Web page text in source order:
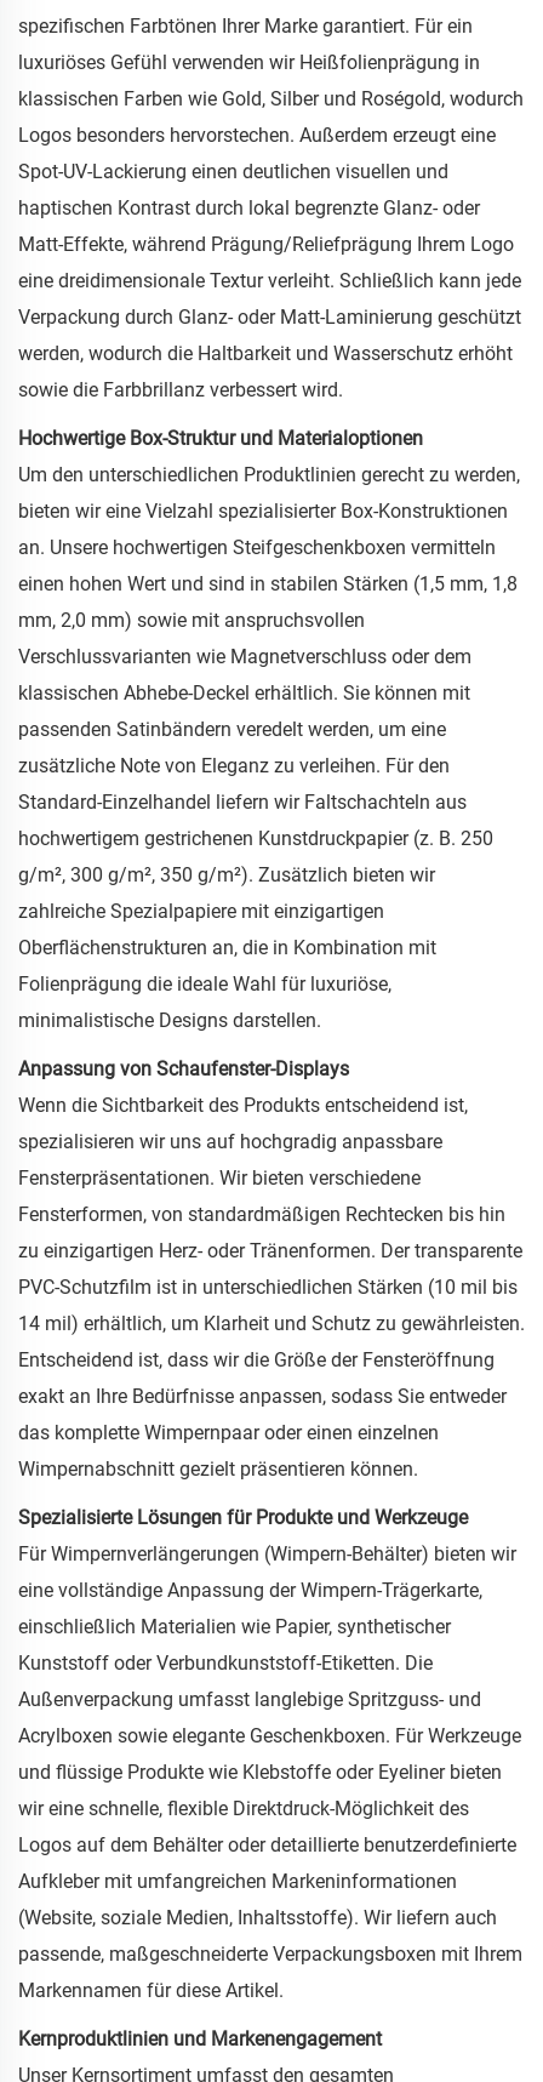
spezifischen Farbtönen Ihrer Marke garantiert. Für ein
luxuriöses Gefühl verwenden wir Heißfolienprägung in
klassischen Farben wie Gold, Silber und Roségold, wodurch
Logos besonders hervorstechen. Außerdem erzeugt eine
Spot-UV-Lackierung einen deutlichen visuellen und
haptischen Kontrast durch lokal begrenzte Glanz- oder
Matt-Effekte, während Prägung/Reliefprägung Ihrem Logo
eine dreidimensionale Textur verleiht. Schließlich kann jede
Verpackung durch Glanz- oder Matt-Laminierung geschützt
werden, wodurch die Haltbarkeit und Wasserschutz erhöht
sowie die Farbbrillanz verbessert wird.
Hochwertige Box-Struktur und Materialoptionen
Um den unterschiedlichen Produktlinien gerecht zu werden,
bieten wir eine Vielzahl spezialisierter Box-Konstruktionen
an. Unsere hochwertigen Steifgeschenkboxen vermitteln
einen hohen Wert und sind in stabilen Stärken (1,5 mm, 1,8
mm, 2,0 mm) sowie mit anspruchsvollen
Verschlussvarianten wie Magnetverschluss oder dem
klassischen Abhebe-Deckel erhältlich. Sie können mit
passenden Satinbändern veredelt werden, um eine
zusätzliche Note von Eleganz zu verleihen. Für den
Standard-Einzelhandel liefern wir Faltschachteln aus
hochwertigem gestrichenen Kunstdruckpapier (z. B. 250
g/m², 300 g/m², 350 g/m²). Zusätzlich bieten wir
zahlreiche Spezialpapiere mit einzigartigen
Oberflächenstrukturen an, die in Kombination mit
Folienprägung die ideale Wahl für luxuriöse,
minimalistische Designs darstellen.
Anpassung von Schaufenster-Displays
Wenn die Sichtbarkeit des Produkts entscheidend ist,
spezialisieren wir uns auf hochgradig anpassbare
Fensterpräsentationen. Wir bieten verschiedene
Fensterformen, von standardmäßigen Rechtecken bis hin
zu einzigartigen Herz- oder Tränenformen. Der transparente
PVC-Schutzfilm ist in unterschiedlichen Stärken (10 mil bis
14 mil) erhältlich, um Klarheit und Schutz zu gewährleisten.
Entscheidend ist, dass wir die Größe der Fensteröffnung
exakt an Ihre Bedürfnisse anpassen, sodass Sie entweder
das komplette Wimpernpaar oder einen einzelnen
Wimpernabschnitt gezielt präsentieren können.
Spezialisierte Lösungen für Produkte und Werkzeuge
Für Wimpernverlängerungen (Wimpern-Behälter) bieten wir
eine vollständige Anpassung der Wimpern-Trägerkarte,
einschließlich Materialien wie Papier, synthetischer
Kunststoff oder Verbundkunststoff-Etiketten. Die
Außenverpackung umfasst langlebige Spritzguss- und
Acrylboxen sowie elegante Geschenkboxen. Für Werkzeuge
und flüssige Produkte wie Klebstoffe oder Eyeliner bieten
wir eine schnelle, flexible Direktdruck-Möglichkeit des
Logos auf dem Behälter oder detaillierte benutzerdefinierte
Aufkleber mit umfangreichen Markeninformationen
(Website, soziale Medien, Inhaltsstoffe). Wir liefern auch
passende, maßgeschneiderte Verpackungsboxen mit Ihrem
Markennamen für diese Artikel.
Kernproduktlinien und Markenengagement
Unser Kernsortiment umfasst den gesamten